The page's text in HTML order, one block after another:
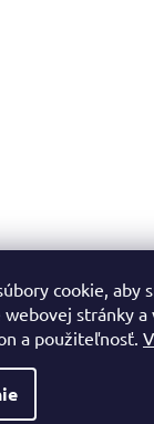
cookie, aby
stránky
a použiteľnosť.